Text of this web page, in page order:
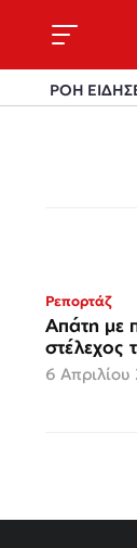
ΡΟΗ
Ρεπορτάζ
Απάτη με
στέλεχος
6